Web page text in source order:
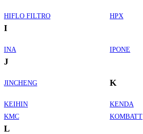
HIFLO FILTRO HPX
I
INA IPONE
J
JINCHENG K
KEIHIN
KENDA
KMC
KOMBATT
L